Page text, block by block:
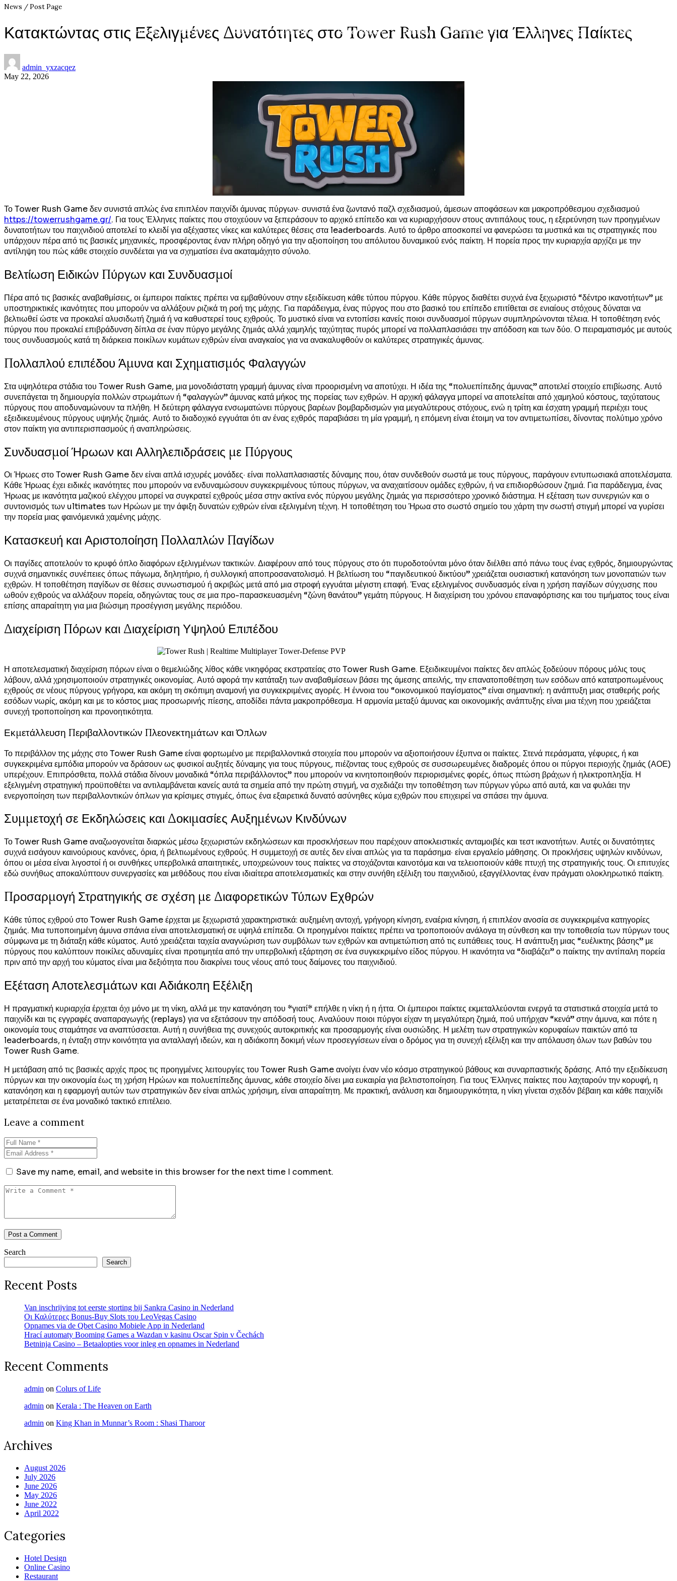
Home About us Rooms Aminities Reservation Gallery Experiences Dining Blog Contact
News / Post Page
Κατακτώντας στις Εξελιγμένες Δυνατότητες στο Tower Rush Game για Έλληνες Παίκτες
admin_yxzacqez
May 22, 2026
Το Tower Rush Game δεν συνιστά απλώς ένα επιπλέον παιχνίδι άμυνας πύργων· συνιστά ένα ζωντανό παζλ σχεδιασμού, άμεσων αποφάσεων και μακροπρόθεσμου σχεδιασμού
https://towerrushgame.gr/. Για τους Έλληνες παίκτες που στοχεύουν να ξεπεράσουν το αρχικό επίπεδο και να κυριαρχήσουν στους αντιπάλους τους, η εξερεύνηση των προηγμένων
δυνατοτήτων του παιχνιδιού αποτελεί το κλειδί για αξέχαστες νίκες και καλύτερες θέσεις στα leaderboards. Αυτό το άρθρο αποσκοπεί να φανερώσει τα μυστικά και τις στρατηγικές που
υπάρχουν πέρα από τις βασικές μηχανικές, προσφέροντας έναν πλήρη οδηγό για την αξιοποίηση του απόλυτου δυναμικού ενός παίκτη. Η πορεία προς την κυριαρχία αρχίζει με την
αντίληψη του πώς κάθε στοιχείο συνδέεται για να σχηματίσει ένα ακαταμάχητο σύνολο.
Βελτίωση Ειδικών Πύργων και Συνδυασμοί
Πέρα από τις βασικές αναβαθμίσεις, οι έμπειροι παίκτες πρέπει να εμβαθύνουν στην εξειδίκευση κάθε τύπου πύργου. Κάθε πύργος διαθέτει συχνά ένα ξεχωριστό “δέντρο ικανοτήτων” με
υποστηρικτικές ικανότητες που μπορούν να αλλάξουν ριζικά τη ροή της μάχης. Για παράδειγμα, ένας πύργος που στο βασικό του επίπεδο επιτίθεται σε ενιαίους στόχους δύναται να
βελτιωθεί ώστε να προκαλεί αλυσιδωτή ζημιά ή να καθυστερεί τους εχθρούς. Το μυστικό είναι να εντοπίσει κανείς ποιοι συνδυασμοί πύργων συμπληρώνονται τέλεια. Η τοποθέτηση ενός
πύργου που προκαλεί επιβράδυνση δίπλα σε έναν πύργο μεγάλης ζημιάς αλλά χαμηλής ταχύτητας πυρός μπορεί να πολλαπλασιάσει την απόδοση και των δύο. Ο πειραματισμός με αυτούς
τους συνδυασμούς κατά τη διάρκεια ποικίλων κυμάτων εχθρών είναι αναγκαίος για να ανακαλυφθούν οι καλύτερες στρατηγικές άμυνας.
Πολλαπλού επιπέδου Άμυνα και Σχηματισμός Φαλαγγών
Στα υψηλότερα στάδια του Tower Rush Game, μια μονοδιάστατη γραμμή άμυνας είναι προορισμένη να αποτύχει. Η ιδέα της “πολυεπίπεδης άμυνας” αποτελεί στοιχείο επιβίωσης. Αυτό
συνεπάγεται τη δημιουργία πολλών στρωμάτων ή “φαλαγγών” άμυνας κατά μήκος της πορείας των εχθρών. Η αρχική φάλαγγα μπορεί να αποτελείται από χαμηλού κόστους, ταχύτατους
πύργους που αποδυναμώνουν τα πλήθη. Η δεύτερη φάλαγγα ενσωματώνει πύργους βαρέων βομβαρδισμών για μεγαλύτερους στόχους, ενώ η τρίτη και έσχατη γραμμή περιέχει τους
εξειδικευμένους πύργους υψηλής ζημιάς. Αυτό το διαδοχικό εγγυάται ότι αν ένας εχθρός παραβιάσει τη μία γραμμή, η επόμενη είναι έτοιμη να τον αντιμετωπίσει, δίνοντας πολύτιμο χρόνο
στον παίκτη για αντιπερισπασμούς ή αναπληρώσεις.
Συνδυασμοί Ήρωων και Αλληλεπιδράσεις με Πύργους
Οι Ήρωες στο Tower Rush Game δεν είναι απλά ισχυρές μονάδες· είναι πολλαπλασιαστές δύναμης που, όταν συνδεθούν σωστά με τους πύργους, παράγουν εντυπωσιακά αποτελέσματα.
Κάθε Ήρωας έχει ειδικές ικανότητες που μπορούν να ενδυναμώσουν συγκεκριμένους τύπους πύργων, να αναχαιτίσουν ομάδες εχθρών, ή να επιδιορθώσουν ζημιά. Για παράδειγμα, ένας
Ήρωας με ικανότητα μαζικού ελέγχου μπορεί να συγκρατεί εχθρούς μέσα στην ακτίνα ενός πύργου μεγάλης ζημιάς για περισσότερο χρονικό διάστημα. Η εξέταση των συνεργιών και ο
συντονισμός των ultimates των Ηρώων με την άφιξη δυνατών εχθρών είναι εξελιγμένη τέχνη. Η τοποθέτηση του Ήρωα στο σωστό σημείο του χάρτη την σωστή στιγμή μπορεί να γυρίσει
την πορεία μιας φαινόμενικά χαμένης μάχης.
Κατασκευή και Αριστοποίηση Πολλαπλών Παγίδων
Οι παγίδες αποτελούν το κρυφό όπλο διαφόρων εξελιγμένων τακτικών. Διαφέρουν από τους πύργους στο ότι πυροδοτούνται μόνο όταν διέλθει από πάνω τους ένας εχθρός, δημιουργώντας
συχνά σημαντικές συνέπειες όπως πάγωμα, δηλητήριο, ή συλλογική αποπροσανατολισμό. Η βελτίωση του “παγιδευτικού δικτύου” χρειάζεται ουσιαστική κατανόηση των μονοπατιών των
εχθρών. Η τοποθέτηση παγίδων σε θέσεις συνωστισμού ή ακριβώς μετά από μια στροφή εγγυάται μέγιστη επαφή. Ένας εξελιγμένος συνδυασμός είναι η χρήση παγίδων σύγχυσης που
ωθούν εχθρούς να αλλάξουν πορεία, οδηγώντας τους σε μια προ-παρασκευασμένη “ζώνη θανάτου” γεμάτη πύργους. Η διαχείριση του χρόνου επαναφόρτισης και του τιμήματος τους είναι
επίσης απαραίτητη για μια βιώσιμη προσέγγιση μεγάλης περιόδου.
Διαχείριση Πόρων και Διαχείριση Υψηλού Επιπέδου
Η αποτελεσματική διαχείριση πόρων είναι ο θεμελιώδης λίθος κάθε νικηφόρας εκστρατείας στο Tower Rush Game. Εξειδικευμένοι παίκτες δεν απλώς ξοδεύουν πόρους μόλις τους
λάβουν, αλλά χρησιμοποιούν στρατηγικές οικονομίας. Αυτό αφορά την κατάταξη των αναβαθμίσεων βάσει της άμεσης απειλής, την επανατοποθέτηση των εσόδων από κατατροπωμένους
εχθρούς σε νέους πύργους γρήγορα, και ακόμη τη σκόπιμη αναμονή για συγκεκριμένες αγορές. Η έννοια του “οικονομικού παγίσματος” είναι σημαντική: η ανάπτυξη μιας σταθερής ροής
εσόδων νωρίς, ακόμη και με το κόστος μιας προσωρινής πίεσης, αποδίδει πάντα μακροπρόθεσμα. Η αρμονία μεταξύ άμυνας και οικονομικής ανάπτυξης είναι μια τέχνη που χρειάζεται
συνεχή τροποποίηση και προνοητικότητα.
Εκμετάλλευση Περιβαλλοντικών Πλεονεκτημάτων και Όπλων
Το περιβάλλον της μάχης στο Tower Rush Game είναι φορτωμένο με περιβαλλοντικά στοιχεία που μπορούν να αξιοποιήσουν έξυπνα οι παίκτες. Στενά περάσματα, γέφυρες, ή και
συγκεκριμένα εμπόδια μπορούν να δράσουν ως φυσικοί αυξητές δύναμης για τους πύργους, πιέζοντας τους εχθρούς σε συσσωρευμένες διαδρομές όπου οι πύργοι περιοχής ζημιάς (ΑΟΕ)
υπερέχουν. Επιπρόσθετα, πολλά στάδια δίνουν μοναδικά “όπλα περιβάλλοντος” που μπορούν να κινητοποιηθούν περιορισμένες φορές, όπως πτώση βράχων ή ηλεκτροπληξία. Η
εξελιγμένη στρατηγική προϋποθέτει να αντιλαμβάνεται κανείς αυτά τα σημεία από την πρώτη στιγμή, να σχεδιάζει την τοποθέτηση των πύργων γύρω από αυτά, και να φυλάει την
ενεργοποίηση των περιβαλλοντικών όπλων για κρίσιμες στιγμές, όπως ένα εξαιρετικά δυνατό ασύνηθες κύμα εχθρών που επιχειρεί να σπάσει την άμυνα.
Συμμετοχή σε Εκδηλώσεις και Δοκιμασίες Αυξημένων Κινδύνων
Το Tower Rush Game αναζωογονείται διαρκώς μέσω ξεχωριστών εκδηλώσεων και προσκλήσεων που παρέχουν αποκλειστικές ανταμοιβές και τεστ ικανοτήτων. Αυτές οι δυνατότητες
συχνά εισάγουν καινούριους κανόνες, όρια, ή βελτιωμένους εχθρούς. Η συμμετοχή σε αυτές δεν είναι απλώς για τα παράσημα· είναι εργαλείο μάθησης. Οι προκλήσεις υψηλών κινδύνων,
όπου οι μέσα είναι λιγοστοί ή οι συνθήκες υπερβολικά απαιτητικές, υποχρεώνουν τους παίκτες να στοχάζονται καινοτόμα και να τελειοποιούν κάθε πτυχή της στρατηγικής τους. Οι επιτυχίες
εδώ συνήθως αποκαλύπτουν συνεργασίες και μεθόδους που είναι ιδιαίτερα αποτελεσματικές και στην συνήθη εξέλιξη του παιχνιδιού, εξαγγέλλοντας έναν πράγματι ολοκληρωτικό παίκτη.
Προσαρμογή Στρατηγικής σε σχέση με Διαφορετικών Τύπων Εχθρών
Κάθε τύπος εχθρού στο Tower Rush Game έρχεται με ξεχωριστά χαρακτηριστικά: αυξημένη αντοχή, γρήγορη κίνηση, εναέρια κίνηση, ή επιπλέον ανοσία σε συγκεκριμένα κατηγορίες
ζημιάς. Μια τυποποιημένη άμυνα σπάνια είναι αποτελεσματική σε υψηλά επίπεδα. Οι προηγμένοι παίκτες πρέπει να τροποποιούν ανάλογα τη σύνθεση και την τοποθεσία των πύργων τους
σύμφωνα με τη διάταξη κάθε κύματος. Αυτό χρειάζεται ταχεία αναγνώριση των συμβόλων των εχθρών και αντιμετώπιση από τις ευπάθειες τους. Η ανάπτυξη μιας “ευέλικτης βάσης” με
πύργους που καλύπτουν ποικίλες αδυναμίες είναι προτιμητέα από την υπερβολική εξάρτηση σε ένα συγκεκριμένο είδος πύργου. Η ικανότητα να “διαβάζει” ο παίκτης την αντίπαλη πορεία
πριν από την αρχή του κύματος είναι μια δεξιότητα που διακρίνει τους νέους από τους δαίμονες του παιχνιδιού.
Εξέταση Αποτελεσμάτων και Αδιάκοπη Εξέλιξη
Η πραγματική κυριαρχία έρχεται όχι μόνο με τη νίκη, αλλά με την κατανόηση του *γιατί* επήλθε η νίκη ή η ήττα. Οι έμπειροι παίκτες εκμεταλλεύονται ενεργά τα στατιστικά στοιχεία μετά το
παιχνίδι και τις εγγραφές αναπαραγωγής (replays) για να εξετάσουν την απόδοσή τους. Αναλύουν ποιοι πύργοι είχαν τη μεγαλύτερη ζημιά, πού υπήρχαν “κενά” στην άμυνα, και πότε η
οικονομία τους σταμάτησε να αναπτύσσεται. Αυτή η συνήθεια της συνεχούς αυτοκριτικής και προσαρμογής είναι ουσιώδης. Η μελέτη των στρατηγικών κορυφαίων παικτών από τα
leaderboards, η ένταξη στην κοινότητα για ανταλλαγή ιδεών, και η αδιάκοπη δοκιμή νέων προσεγγίσεων είναι ο δρόμος για τη συνεχή εξέλιξη και την απόλαυση όλων των βαθών του
Tower Rush Game.
Η μετάβαση από τις βασικές αρχές προς τις προηγμένες λειτουργίες του Tower Rush Game ανοίγει έναν νέο κόσμο στρατηγικού βάθους και συναρπαστικής δράσης. Από την εξειδίκευση
πύργων και την οικονομία έως τη χρήση Ηρώων και πολυεπίπεδης άμυνας, κάθε στοιχείο δίνει μια ευκαιρία για βελτιστοποίηση. Για τους Έλληνες παίκτες που λαχταρούν την κορυφή, η
κατανόηση και η εφαρμογή αυτών των στρατηγικών δεν είναι απλώς χρήσιμη, είναι απαραίτητη. Με πρακτική, ανάλυση και δημιουργικότητα, η νίκη γίνεται σχεδόν βέβαιη και κάθε παιχνίδι
μετατρέπεται σε ένα μοναδικό τακτικό επιτέλειο.
Leave a comment
Save my name, email, and website in this browser for the next time I comment.
Search
Search
Recent Posts
Van inschrijving tot eerste storting bij Sankra Casino in Nederland
Οι Καλύτερες Bonus-Buy Slots του LeoVegas Casino
Opnames via de Qbet Casino Mobiele App in Nederland
Hrací automaty Booming Games a Wazdan v kasinu Oscar Spin v Čechách
Betninja Casino – Betaalopties voor inleg en opnames in Nederland
Recent Comments
admin on Colurs of Life
admin on Kerala : The Heaven on Earth
admin on King Khan in Munnar’s Room : Shasi Tharoor
Archives
August 2026
July 2026
June 2026
May 2026
June 2022
April 2022
Categories
Hotel Design
Online Casino
Restaurant